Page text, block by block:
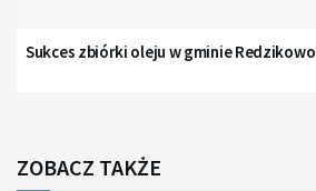
Sukces zbiórki oleju w gminie Redzikowo
ZOBACZ TAKŻE